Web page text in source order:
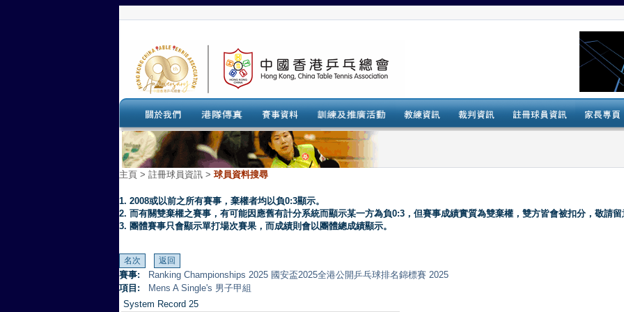
主頁 > 註冊球員資訊 > 球員資料搜尋
1. 2008或以前之所有賽事，棄權者均以負0:3顯示。
2. 而有關雙棄權之賽事，有可能因應舊有計分系統而顯示某一方為負0:3，但賽事成績實質為雙棄權，雙方皆會被扣分，敬請留
3. 團體賽事只會顯示單打場次賽果，而成績則會以團體總成績顯示。
賽事:
Ranking Championships 2025 國安盃2025全港公開乒乓球排名錦標賽 2025
項目:
Mens A Single's 男子甲組
System Record 25